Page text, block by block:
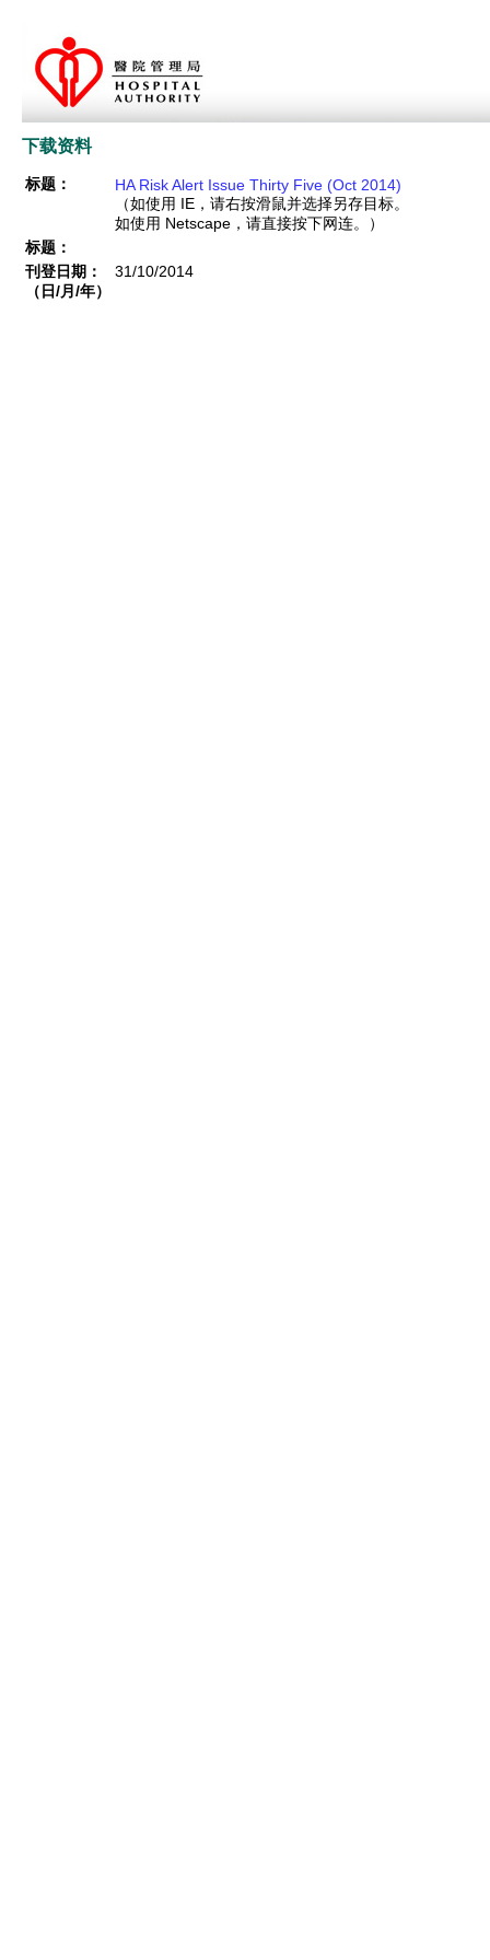
下载资料
标题：
HA Risk Alert Issue Thirty Five (Oct 2014)
（如使用 IE，请右按滑鼠并选择另存目标。
如使用 Netscape，请直接按下网连。）
标题：
刊登日期：
（日/月/年）
31/10/2014